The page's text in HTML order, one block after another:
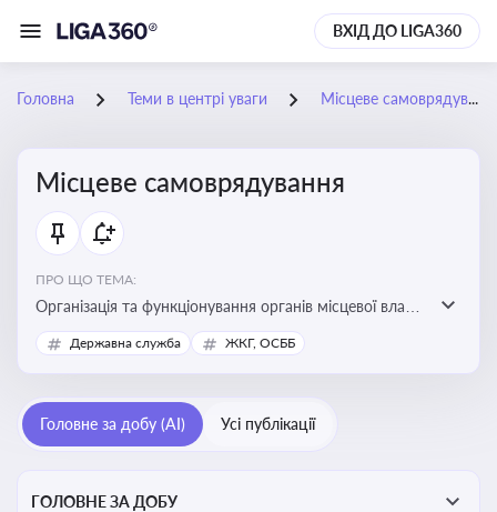
ВХІД ДО LIGA360
Головна Теми в центрі уваги Місцеве самоврядування
Місцеве самоврядування
ПРО ЩО ТЕМА:
Організація та функціонування органів місцевої влади,
які приймають рішення та здійснюють управлінські
функції на рівні місцевих громад (міст, сіл, селищ)
Державна служба ЖКГ, ОСББ
Головне за добу (AI) Усі публікації
ГОЛОВНЕ ЗА ДОБУ